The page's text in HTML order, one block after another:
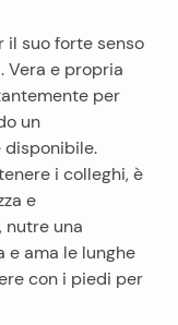
il suo forte senso
Vera e propria
per
un
disponibile.
i colleghi, è
e
nutre una
e ama le lunghe
con i piedi per